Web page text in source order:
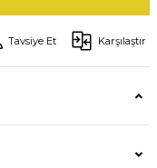
Tavsiye Et Karşılaştır